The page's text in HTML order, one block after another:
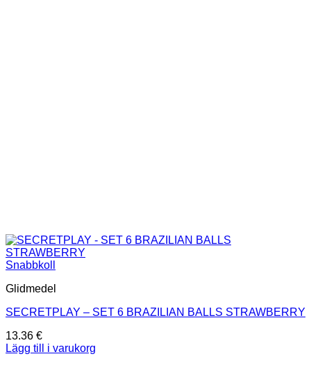
Snabbkoll
Glidmedel
SECRETPLAY – SET 6 BRAZILIAN BALLS STRAWBERRY
13.36 €
Lägg till i varukorg